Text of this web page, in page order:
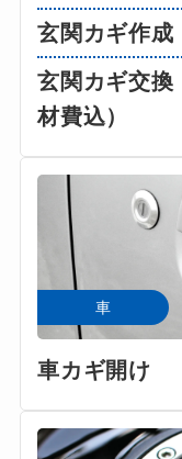
玄関カギ作成
玄関カギ交換
材費込）
車
車カギ開け